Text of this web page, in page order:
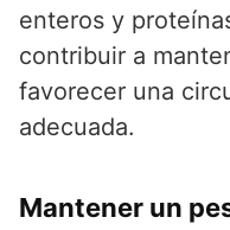
enteros y
contribuir a
favorecer una
adecuada.
Mantener un